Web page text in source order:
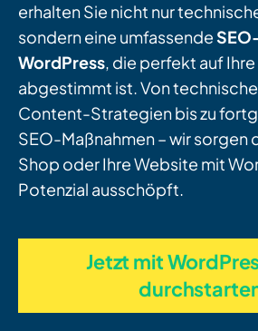
erhalten Sie nicht nur
sondern eine umfassende
WordPress, die perfekt auf
abgestimmt ist. Von
Content-Strategien bis zu
SEO-Maßnahmen – wir sorgen
Shop oder Ihre Website mit
Potenzial ausschöpft.
Jetzt mit